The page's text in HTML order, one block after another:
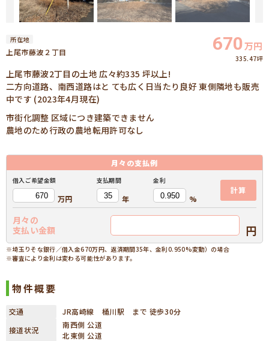
所在地
上尾市藤波２丁目 670万円
335.47坪
上尾市藤波2丁目の土地 広々約335 坪以上!
二方向道路、南西道路はと ても広く日当たり良好 東側隣地も販売
中です (2023年4月現在)
市街化調整 区域につき建築できません
農地のため行政の農地転用許可なし
月々の支払例
借入ご希望金額
万円
支払期間
年
金利
%
計算
月々の
支払い金額
円
※埼玉りそな銀行／借入金670万円、返済期間35年、金利0.950%変動）の場合
※審査により金利は変わる可能性があります。
物件概要
交通
JR高崎線 桶川駅 まで 徒歩30分
接道状況
南西側 公道
北東側 公道